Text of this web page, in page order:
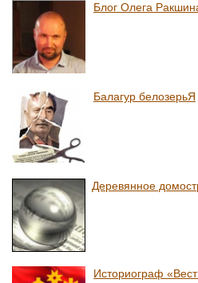
Блог Олега
Балагур белозерьЯ
Деревянное
Историограф